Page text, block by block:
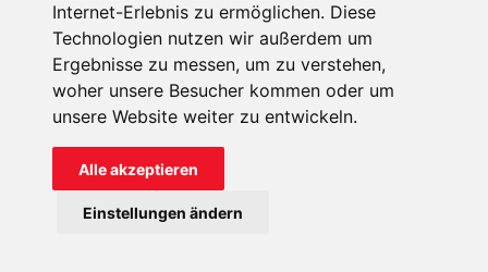
Internet-Erlebnis zu ermöglichen. Diese
Technologien nutzen wir außerdem um
Ergebnisse zu messen, um zu verstehen,
woher unsere Besucher kommen oder um
unsere Website weiter zu entwickeln.
Alle akzeptieren
Einstellungen ändern
KIN weltweit
Impressum Datenschutz